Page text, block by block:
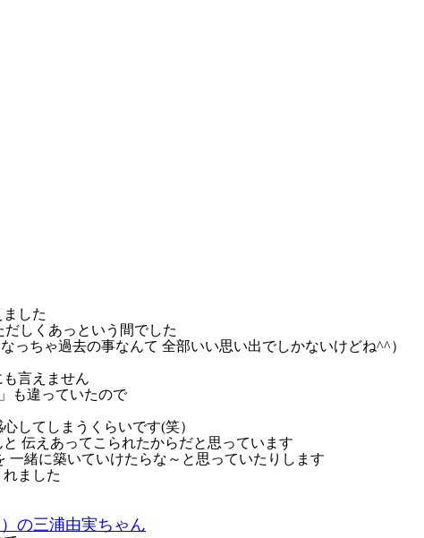
した
しくあっという間でした
ちゃ過去の事なんて 全部いい思い出でしかないけどね^^）
言えません
も違っていたので
してしまうくらいです(笑）
伝えあってこられたからだと思っています
一緒に築いていけたらな～と思っていたりします
ました
の三浦由実ちゃん